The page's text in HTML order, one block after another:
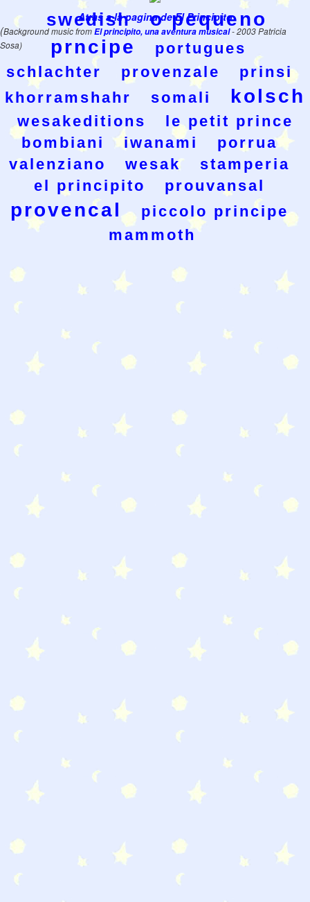
swedish
o pequeno
prncipe
portugues
schlachter
provenzale
prinsi
khorramshahr
somali kolsch
wesakeditions
le petit prince
bombiani
iwanami
porrua
valenziano
wesak
stamperia
el principito
prouvansal
provencal
piccolo principe
mammoth
Atras a la pagina de El Principito
(Background music fromEl principito, una aventura musical- 2003 Patricia
Sosa)